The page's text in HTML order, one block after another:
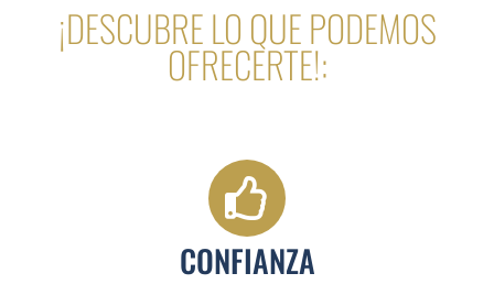
¡DESCUBRE LO QUE PODEMOS
OFRECERTE!:
CONFIANZA